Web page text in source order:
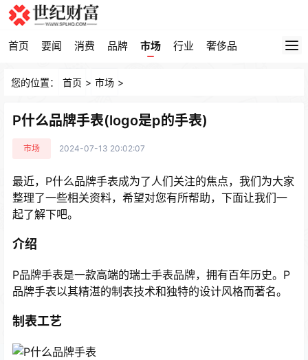
首页 要闻 消费 品牌 市场 行业 奢侈品
您的位置： 首页 > 市场 >
P什么品牌手表(logo是p的手表)
市场 2024-07-13 20:02:07
最近，P什么品牌手表成为了人们关注的焦点，我们为大家
整理了一些相关资料，希望对您有所帮助，下面让我们一
起了解下吧。
介绍
P品牌手表是一款高端的瑞士手表品牌，拥有百年历史。P
品牌手表以其精湛的制表技术和独特的设计风格而著名。
制表工艺